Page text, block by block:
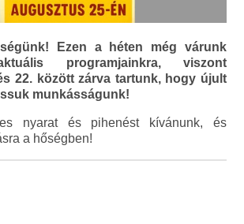
Ezen a héten még várunk
programjainkra, viszont
22. között zárva tartunk, hogy újult
munkásságunk!
nyarat és pihenést kívánunk, és
a hőségben!